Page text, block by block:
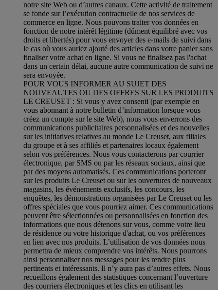
notre site Web ou d’autres canaux. Cette activité de traitement
se fonde sur l’exécution contractuelle de nos services de
commerce en ligne. Nous pouvons traiter vos données en
fonction de notre intérêt légitime (dûment équilibré avec vos
droits et libertés) pour vous envoyer des e-mails de suivi dans
le cas où vous auriez ajouté des articles dans votre panier sans
finaliser votre achat en ligne. Si vous ne finalisez pas l'achat
dans un certain délai, aucune autre communication de suivi ne
sera envoyée.
POUR VOUS INFORMER AU SUJET DES
NOUVEAUTES OU DES OFFRES SUR LES PRODUITS
LE CREUSET : Si vous y avez consenti (par exemple en
vous abonnant à notre bulletin d’information lorsque vous
créez un compte sur le site Web), nous vous enverrons des
communications publicitaires personnalisées et des nouvelles
sur les initiatives relatives au monde Le Creuset, aux filiales
du groupe et à ses affiliés et partenaires locaux également
selon vos préférences. Nous vous contacterons par courrier
électronique, par SMS ou par les réseaux sociaux, ainsi que
par des moyens automatisés. Ces communications porteront
sur les produits Le Creuset ou sur les ouvertures de nouveaux
magasins, les événements exclusifs, les concours, les
enquêtes, les démonstrations organisées par Le Creuset ou les
offres spéciales que vous pourriez aimer. Ces communications
peuvent être sélectionnées ou personnalisées en fonction des
informations que nous détenons sur vous, comme votre lieu
de résidence ou votre historique d'achat, ou vos préférences
en lien avec nos produits. L’utilisation de vos données nous
permettra de mieux comprendre vos intérêts. Nous pourrons
ainsi personnaliser nos messages pour les rendre plus
pertinents et intéressants. Il n’y aura pas d’autres effets. Nous
recueillons également des statistiques concernant l’ouverture
des courriers électroniques et les clics en utilisant les